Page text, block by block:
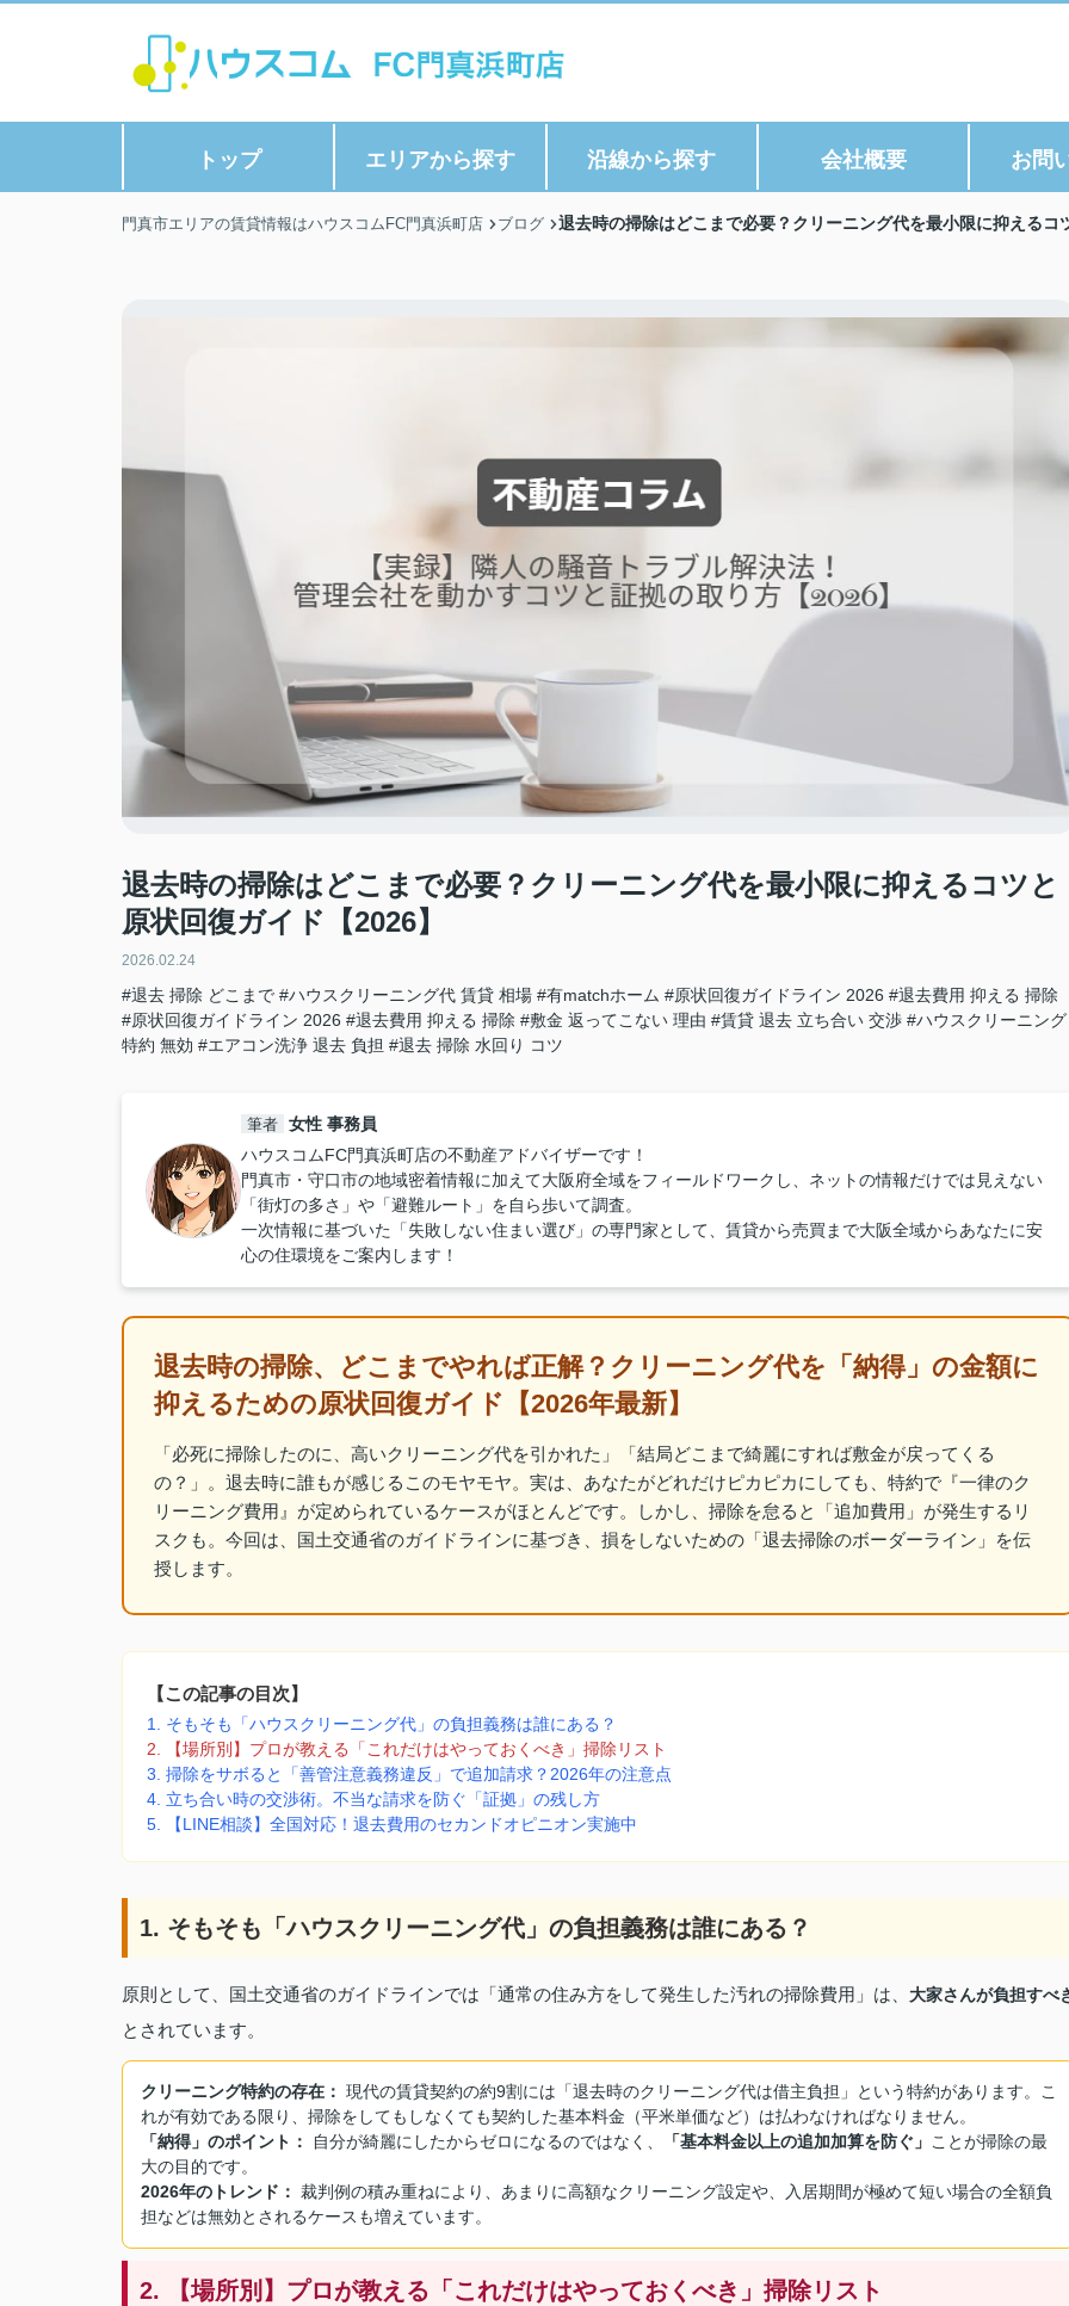
トップ エリアから探す 沿線から探す 会社概要 お問
門真市エリアの賃貸情報はハウスコムFC門真浜町店 ブログ 退去時の掃除はどこまで必要？クリーニング代を最小限に抑えるコ
退去時の掃除はどこまで必要？クリーニング代を最小限に抑えるコツと
原状回復ガイド【2026】
2026.02.24
#退去 掃除 どこまで #ハウスクリーニング代 賃貸 相場 #有matchホーム #原状回復ガイドライン 2026 #退去費用 抑える 掃除
#原状回復ガイドライン 2026 #退去費用 抑える 掃除 #敷金 返ってこない 理由 #賃貸 退去 立ち合い 交渉 #ハウスクリーニング
特約 無効 #エアコン洗浄 退去 負担 #退去 掃除 水回り コツ
筆者 女性 事務員
ハウスコムFC門真浜町店の不動産アドバイザーです！
門真市・守口市の地域密着情報に加えて大阪府全域をフィールドワークし、ネットの情報だけでは見えない
「街灯の多さ」や「避難ルート」を自ら歩いて調査。
一次情報に基づいた「失敗しない住まい選び」の専門家として、賃貸から売買まで大阪全域からあなたに安
心の住環境をご案内します！
退去時の掃除、どこまでやれば正解？クリーニング代を「納得」の金額に
抑えるための原状回復ガイド【2026年最新】
「必死に掃除したのに、高いクリーニング代を引かれた」「結局どこまで綺麗にすれば敷金が戻ってくる
の？」。退去時に誰もが感じるこのモヤモヤ。実は、あなたがどれだけピカピカにしても、特約で『一律のク
リーニング費用』が定められているケースがほとんどです。しかし、掃除を怠ると「追加費用」が発生するリ
スクも。今回は、国土交通省のガイドラインに基づき、損をしないための「退去掃除のボーダーライン」を伝
授します。
【この記事の目次】
1. そもそも「ハウスクリーニング代」の負担義務は誰にある？
2. 【場所別】プロが教える「これだけはやっておくべき」掃除リスト
3. 掃除をサボると「善管注意義務違反」で追加請求？2026年の注意点
4. 立ち合い時の交渉術。不当な請求を防ぐ「証拠」の残し方
5. 【LINE相談】全国対応！退去費用のセカンドオピニオン実施中
1. そもそも「ハウスクリーニング代」の負担義務は誰にある？
原則として、国土交通省のガイドラインでは「通常の住み方をして発生した汚れの掃除費用」は、 大家さんが負担すべ
とされています。
クリーニング特約の存在： 現代の賃貸契約の約9割には「退去時のクリーニング代は借主負担」という特約があります。こ
れが有効である限り、掃除をしてもしなくても契約した基本料金（平米単価など）は払わなければなりません。
「納得」のポイント：
自分が綺麗にしたからゼロになるのではなく、 「基本料金以上の追加加算を防ぐ」 ことが掃除の最
大の目的です。
2026年のトレンド： 裁判例の積み重ねにより、あまりに高額なクリーニング設定や、入居期間が極めて短い場合の全額負
担などは無効とされるケースも増えています。
2. 【場所別】プロが教える「これだけはやっておくべき」掃除リスト